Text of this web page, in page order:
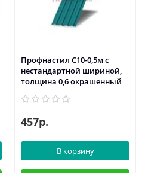
Профнастил С10-0,5м с
нестандартной шириной,
толщина 0,6 окрашенный
457р.
В корзину